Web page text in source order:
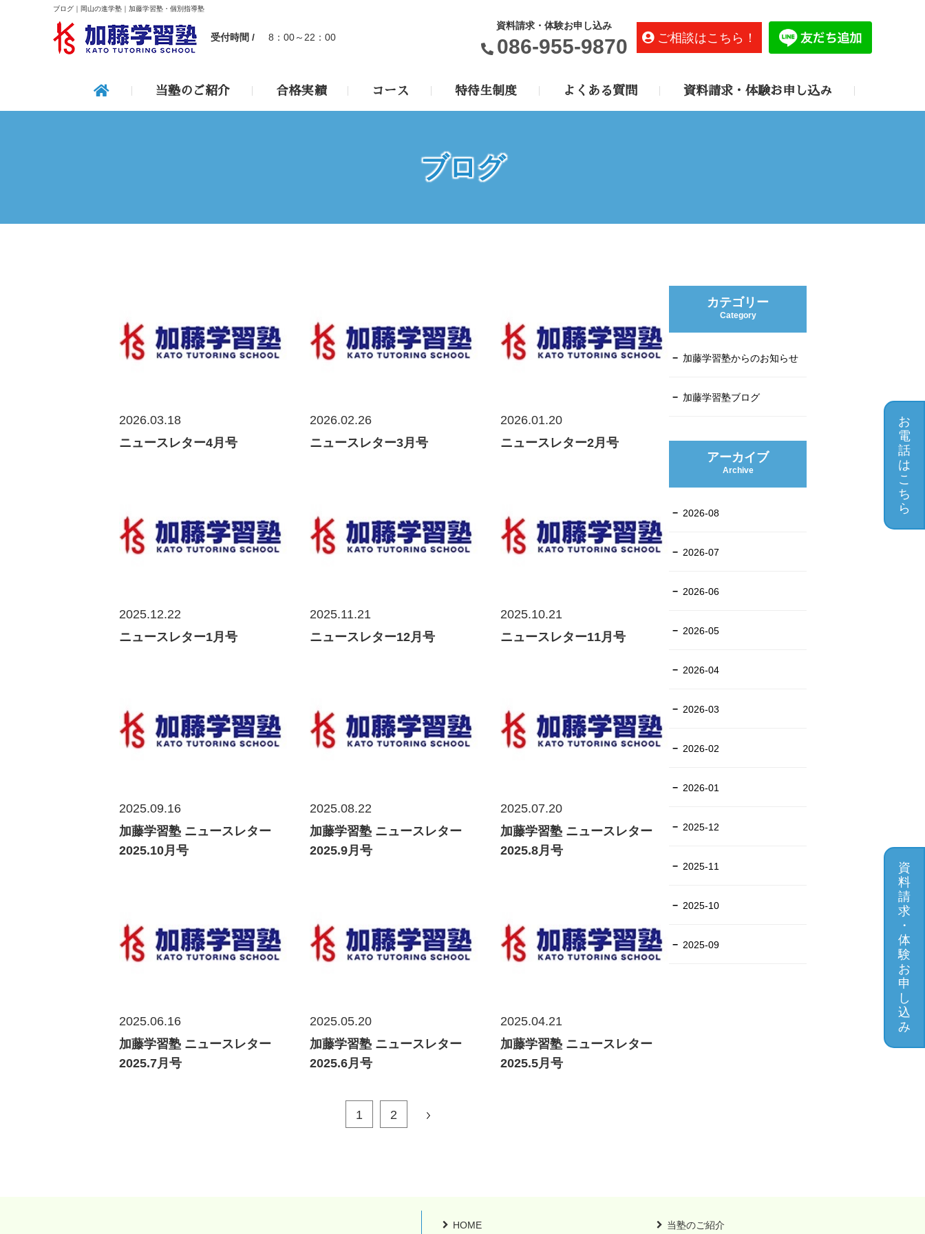
ブログ｜岡山の進学塾｜加藤学習塾・個別指導塾
受付時間 / 8：00～22：00
資料請求・体験お申し込み
086-955-9870 ご相談はこちら！
当塾のご紹介 合格実績 コース 特待生制度 よくある質問 資料請求・体験お申し込み
お
電
話
は
こ
ち
ら
資
料
請
求
・
体
験
お
申
し
込
み
ブログ
2026.03.18
ニュースレター4月号
2026.02.26
ニュースレター3月号
2026.01.20
ニュースレター2月号
2025.12.22
ニュースレター1月号
2025.11.21
ニュースレター12月号
2025.10.21
ニュースレター11月号
2025.09.16
加藤学習塾 ニュースレター
2025.10月号
2025.08.22
加藤学習塾 ニュースレター
2025.9月号
2025.07.20
加藤学習塾 ニュースレター
2025.8月号
2025.06.16
加藤学習塾 ニュースレター
2025.7月号
2025.05.20
加藤学習塾 ニュースレター
2025.6月号
2025.04.21
加藤学習塾 ニュースレター
2025.5月号
1 2
カテゴリー
Category
加藤学習塾からのお知らせ
加藤学習塾ブログ
アーカイブ
Archive
2026-08
2026-07
2026-06
2026-05
2026-04
2026-03
2026-02
2026-01
2025-12
2025-11
2025-10
2025-09
HOME 当塾のご紹介